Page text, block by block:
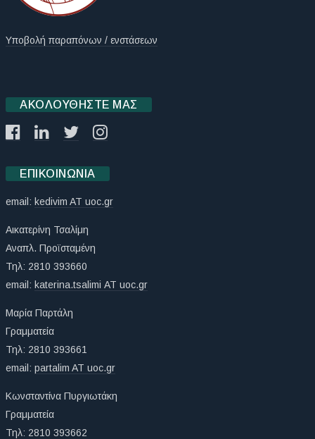
Υποβολή παραπόνων / ενστάσεων
ΑΚΟΛΟΥΘΉΣΤΕ ΜΑΣ
ΕΠΙΚΟΙΝΩΝΊΑ
email: kedivim AT uoc.gr
Αικατερίνη Τσαλίμη
Αναπλ. Προϊσταμένη
Τηλ: 2810 393660
email: katerina.tsalimi ΑΤ uoc.gr
Μαρία Παρτάλη
Γραμματεία
Τηλ: 2810 393661
email: partalim AT uoc.gr
Κωνσταντίνα Πυργιωτάκη
Γραμματεία
Τηλ: 2810 393662